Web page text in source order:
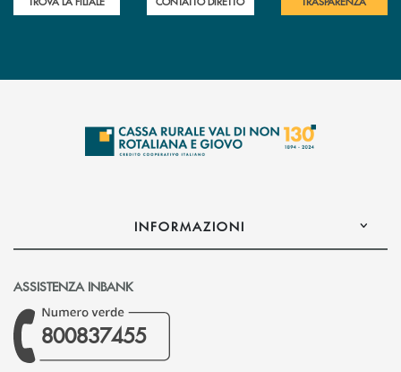
INFORMAZIONI
ASSISTENZA INBANK
800837455